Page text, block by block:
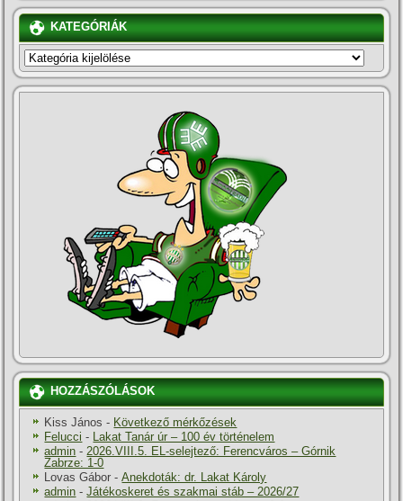
KATEGÓRIÁK
KATEGÓRIÁK
HOZZÁSZÓLÁSOK
Kiss János - Következő mérkőzések
Felucci - Lakat Tanár úr – 100 év történelem
admin - 2026.VIII.5. EL-selejtező: Ferencváros – Górnik
Zabrze: 1-0
Lovas Gábor -Anekdoták: dr. Lakat Károly
admin -Játékoskeret és szakmai stáb – 2026/27